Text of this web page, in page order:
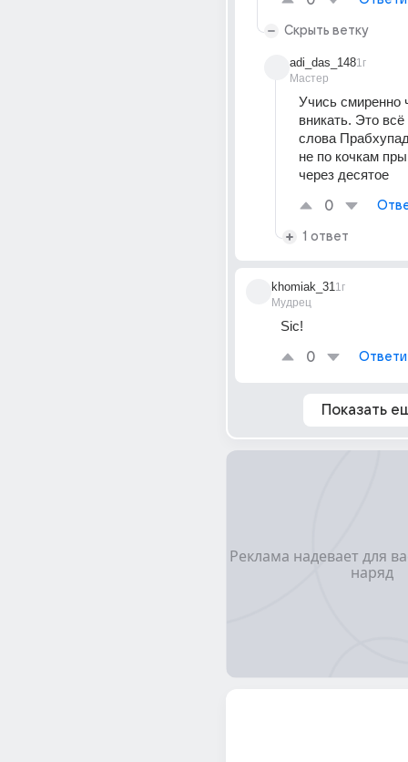
Скрыть ветку
adi_das_148
Мастер
1г
Учись смиренно
вникать. Это
слова
не по кочкам
через десятое
0
1 ответ
khomiak_31
Мудрец
1г
Siс!
0
Показать